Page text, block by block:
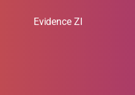
Evidence ZI